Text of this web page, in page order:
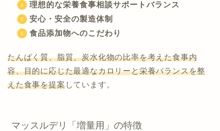
理想的な栄養食事相談サポートバランス
安心・安全の製造体制
食品添加物へのこだわり
たんぱく質、脂質、炭水化物の比率を考えた食事内
容、目的に応じた最適なカロリーと栄養バランスを整
えた食事を提案しています。
マッスルデリ「増量用」の特徴